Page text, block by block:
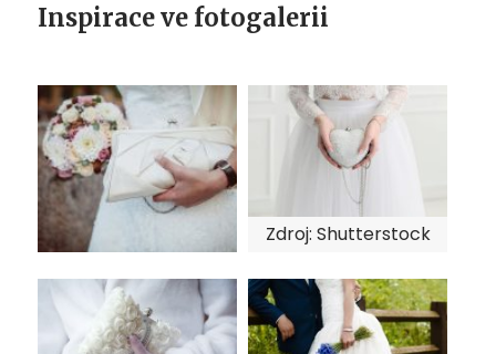
Inspirace ve fotogalerii
Zdroj: Shutterstock